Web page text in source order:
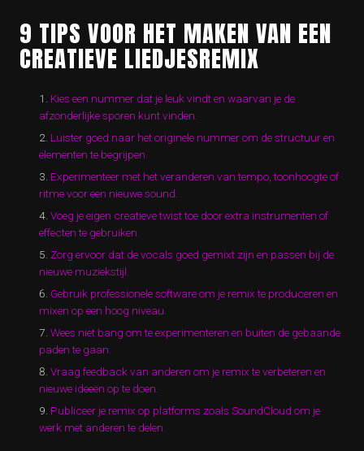
9 TIPS VOOR HET MAKEN VAN EEN
CREATIEVE LIEDJESREMIX
Kies een nummer dat je leuk vindt en waarvan je de
afzonderlijke sporen kunt vinden.
Luister goed naar het originele nummer om de structuur en
elementen te begrijpen.
Experimenteer met het veranderen van tempo, toonhoogte of
ritme voor een nieuwe sound.
Voeg je eigen creatieve twist toe door extra instrumenten of
effecten te gebruiken.
Zorg ervoor dat de vocals goed gemixt zijn en passen bij de
nieuwe muziekstijl.
Gebruik professionele software om je remix te produceren en
mixen op een hoog niveau.
Wees niet bang om te experimenteren en buiten de gebaande
paden te gaan.
Vraag feedback van anderen om je remix te verbeteren en
nieuwe ideeën op te doen.
Publiceer je remix op platforms zoals SoundCloud om je
werk met anderen te delen.